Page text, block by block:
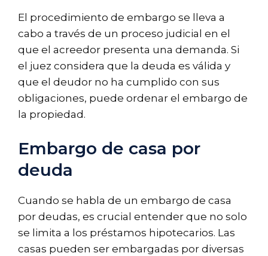
El procedimiento de embargo se lleva a
cabo a través de un proceso judicial en el
que el acreedor presenta una demanda. Si
el juez considera que la deuda es válida y
que el deudor no ha cumplido con sus
obligaciones, puede ordenar el embargo de
la propiedad.
Embargo de casa por
deuda
Cuando se habla de un embargo de casa
por deudas, es crucial entender que no solo
se limita a los préstamos hipotecarios. Las
casas pueden ser embargadas por diversas